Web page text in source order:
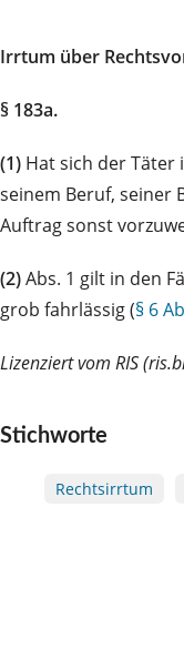
Irrtum über
§ 183a.
(1) Hat sich der Täter
seinem Beruf, seiner
Auftrag sonst
(2)Abs. 1 gilt in den
grob fahrlässig (§ 6
Lizenziert vom RIS
Stichworte
Rechtsirrtum